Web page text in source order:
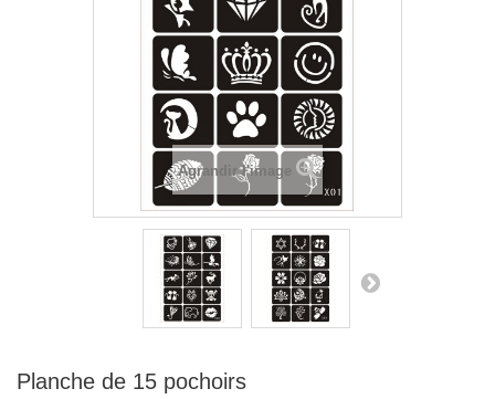
Agrandir l'image
Planche de 15 pochoirs